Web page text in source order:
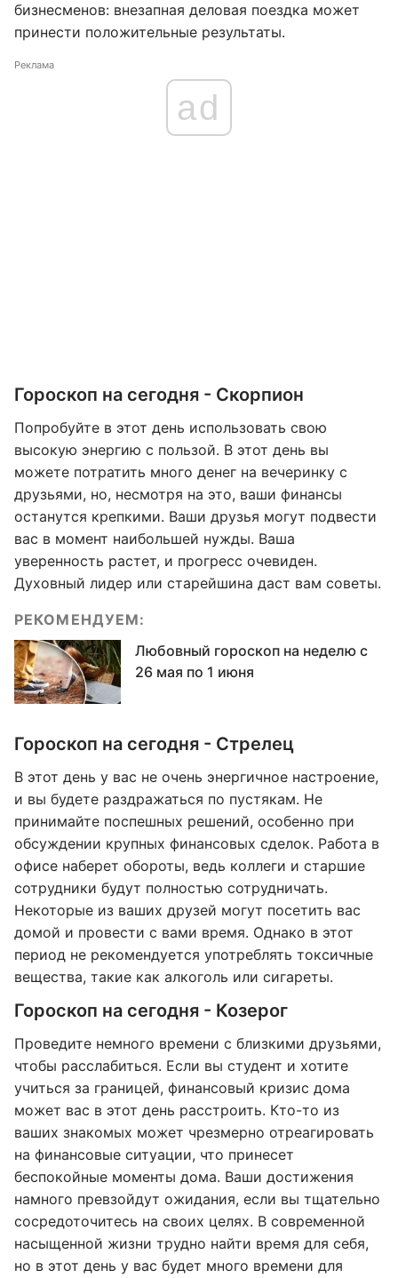
бизнесменов: внезапная деловая поездка может
принести положительные результаты.
Реклама
ad
Гороскоп на сегодня - Скорпион
Попробуйте в этот день использовать свою
высокую энергию с пользой. В этот день вы
можете потратить много денег на вечеринку с
друзьями, но, несмотря на это, ваши финансы
останутся крепкими. Ваши друзья могут подвести
вас в момент наибольшей нужды. Ваша
уверенность растет, и прогресс очевиден.
Духовный лидер или старейшина даст вам советы.
РЕКОМЕНДУЕМ:
Любовный гороскоп на неделю с
26 мая по 1 июня
Гороскоп на сегодня - Стрелец
В этот день у вас не очень энергичное настроение,
и вы будете раздражаться по пустякам. Не
принимайте поспешных решений, особенно при
обсуждении крупных финансовых сделок. Работа в
офисе наберет обороты, ведь коллеги и старшие
сотрудники будут полностью сотрудничать.
Некоторые из ваших друзей могут посетить вас
домой и провести с вами время. Однако в этот
период не рекомендуется употреблять токсичные
вещества, такие как алкоголь или сигареты.
Гороскоп на сегодня - Козерог
Проведите немного времени с близкими друзьями,
чтобы расслабиться. Если вы студент и хотите
учиться за границей, финансовый кризис дома
может вас в этот день расстроить. Кто-то из
ваших знакомых может чрезмерно отреагировать
на финансовые ситуации, что принесет
беспокойные моменты дома. Ваши достижения
намного превзойдут ожидания, если вы тщательно
сосредоточитесь на своих целях. В современной
насыщенной жизни трудно найти время для себя,
но в этот день у вас будет много времени для